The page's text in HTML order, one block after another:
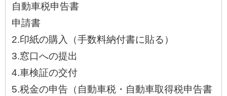
自動車税申告書
申請書
2.印紙の購入（手数料納付書に貼る）
3.窓口への提出
4.車検証の交付
5.税金の申告（自動車税・自動車取得税申告書